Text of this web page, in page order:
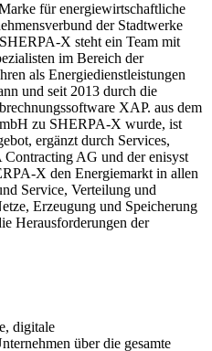
für energiewirtschaftliche
der Stadtwerke
X steht ein Team mit
im Bereich der
als Energiedienstleistungen
und seit 2013 durch die
XAP. aus dem
zu SHERPA-X wurde, ist
ergänzt durch Services,
AG und der enisyst
X den Energiemarkt in allen
Service, Verteilung und
Erzeugung und Speicherung
Herausforderungen der
digitale
über die gesamte